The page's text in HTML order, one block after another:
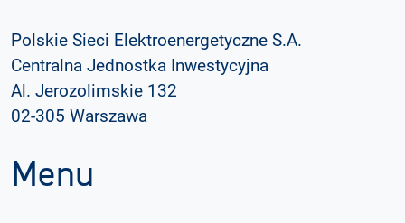
Polskie Sieci Elektroenergetyczne S.A.
Centralna Jednostka Inwestycyjna
Al. Jerozolimskie 132
02-305 Warszawa
Menu